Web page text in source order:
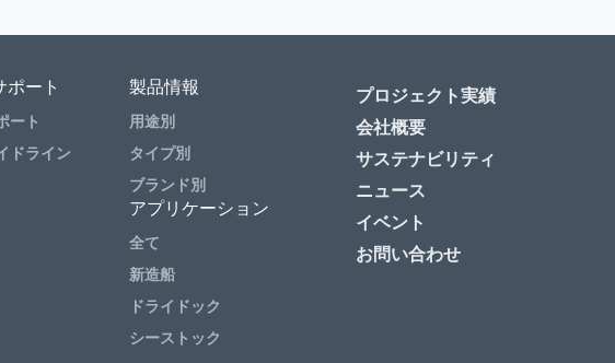
ポート
ート
ドライン
製品情報
用途別
タイプ別
ブランド別
アプリケーション
全て
新造船
ドライドック
シーストック
プロジェクト実績
会社概要
サステナビリティ
ニュース
イベント
お問い合わせ